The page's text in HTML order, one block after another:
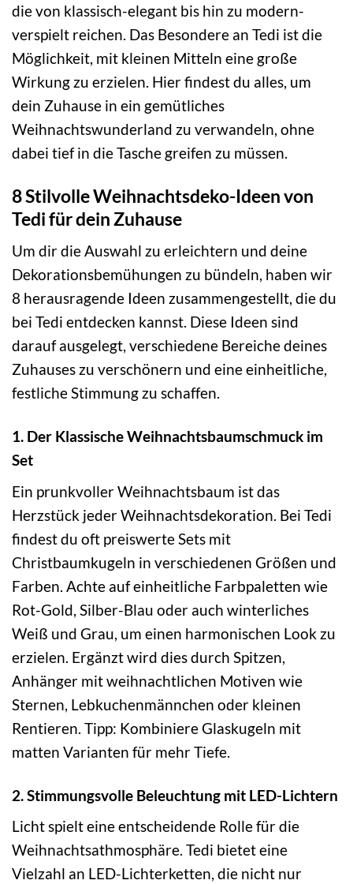
die von klassisch-elegant bis hin zu modern-
verspielt reichen. Das Besondere an Tedi ist die
Möglichkeit, mit kleinen Mitteln eine große
Wirkung zu erzielen. Hier findest du alles, um
dein Zuhause in ein gemütliches
Weihnachtswunderland zu verwandeln, ohne
dabei tief in die Tasche greifen zu müssen.
8 Stilvolle Weihnachtsdeko-Ideen von
Tedi für dein Zuhause
Um dir die Auswahl zu erleichtern und deine
Dekorationsbemühungen zu bündeln, haben wir
8 herausragende Ideen zusammengestellt, die du
bei Tedi entdecken kannst. Diese Ideen sind
darauf ausgelegt, verschiedene Bereiche deines
Zuhauses zu verschönern und eine einheitliche,
festliche Stimmung zu schaffen.
1. Der Klassische Weihnachtsbaumschmuck im
Set
Ein prunkvoller Weihnachtsbaum ist das
Herzstück jeder Weihnachtsdekoration. Bei Tedi
findest du oft preiswerte Sets mit
Christbaumkugeln in verschiedenen Größen und
Farben. Achte auf einheitliche Farbpaletten wie
Rot-Gold, Silber-Blau oder auch winterliches
Weiß und Grau, um einen harmonischen Look zu
erzielen. Ergänzt wird dies durch Spitzen,
Anhänger mit weihnachtlichen Motiven wie
Sternen, Lebkuchenmännchen oder kleinen
Rentieren. Tipp: Kombiniere Glaskugeln mit
matten Varianten für mehr Tiefe.
2. Stimmungsvolle Beleuchtung mit LED-Lichtern
Licht spielt eine entscheidende Rolle für die
Weihnachtsathmosphäre. Tedi bietet eine
Vielzahl an LED-Lichterketten, die nicht nur